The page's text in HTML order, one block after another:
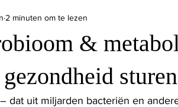
&
sturen
2 minuten om te lezen
dat uit miljarden bacteriën en